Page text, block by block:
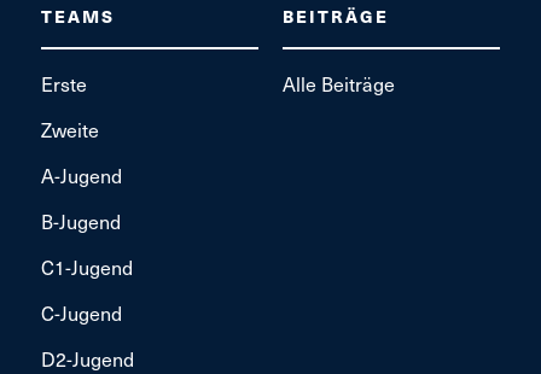
TEAMS
Erste
Zweite
A-Jugend
B-Jugend
C1-Jugend
C-Jugend
D2-Jugend
BEITRÄGE
Alle Beiträge